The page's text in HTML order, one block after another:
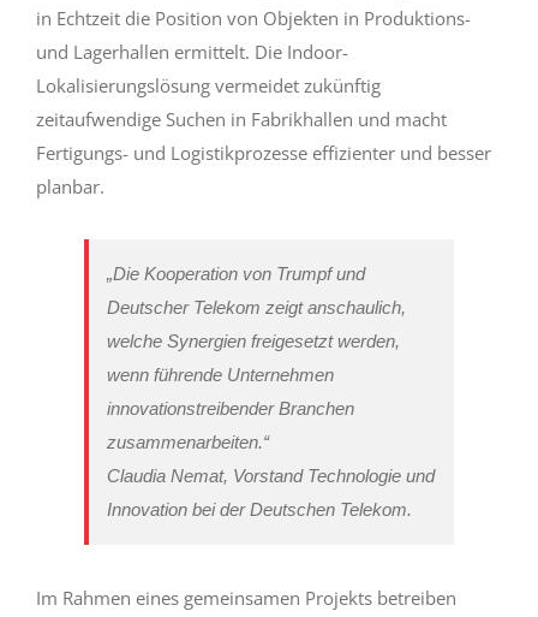
in Echtzeit die Position von Objekten in Produktions-
und Lagerhallen ermittelt. Die Indoor-
Lokalisierungslösung vermeidet zukünftig
zeitaufwendige Suchen in Fabrikhallen und macht
Fertigungs- und Logistikprozesse effizienter und besser
planbar.
„Die Kooperation von Trumpf und
Deutscher Telekom zeigt anschaulich,
welche Synergien freigesetzt werden,
wenn führende Unternehmen
innovationstreibender Branchen
zusammenarbeiten.“
Claudia Nemat, Vorstand Technologie und
Innovation bei der Deutschen Telekom.
Im Rahmen eines gemeinsamen Projekts betreiben